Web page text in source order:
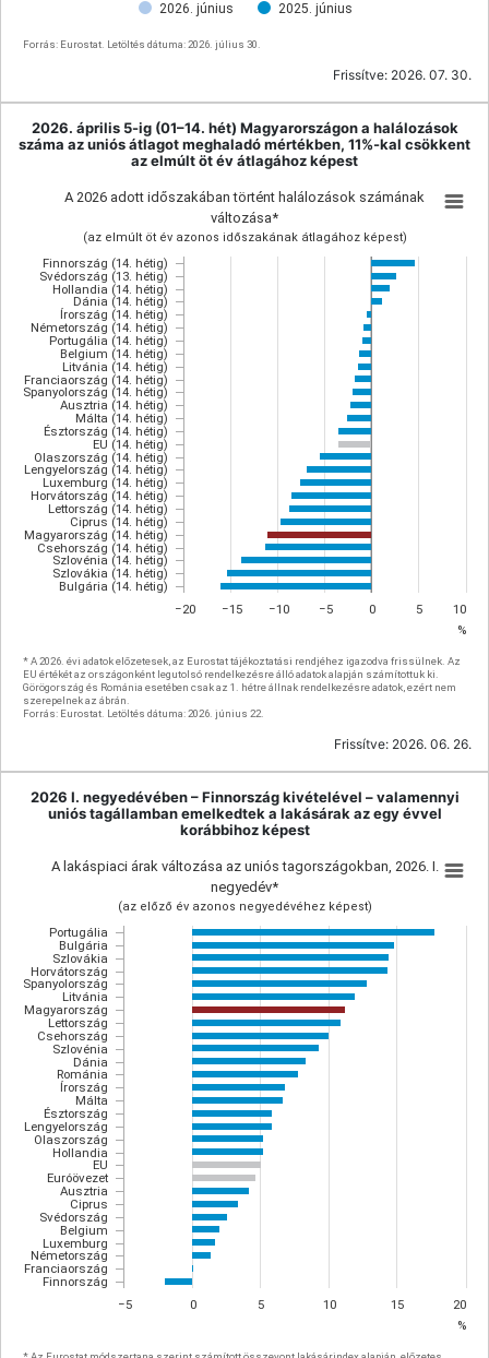
Forrás: Eurostat. Letöltés dátuma: 2026. július 30.
2026. június 2025. június
Frissítve: 2026. 07. 30.
2026. április 5-ig (01–14. hét) Magyarországon a halálozások
száma az uniós átlagot meghaladó mértékben, 11%-kal csökkent
az elmúlt öt év átlagához képest
%
A 2026 adott időszakában történt halálozások számának
változása*
(az elmúlt öt év azonos időszakának átlagához képest)
* A 2026. évi adatok előzetesek, az Eurostat tájékoztatási rendjéhez igazodva frissülnek. Az
EU értékét az országonként legutolsó rendelkezésre álló adatok alapján számítottuk ki.
Görögország és Románia esetében csak az 1. hétre állnak rendelkezésre adatok, ezért nem
szerepelnek az ábrán.
Forrás: Eurostat. Letöltés dátuma: 2026. június 22.
Bulgária (14. hétig)
Szlovákia (14. hétig)
Szlovénia (14. hétig)
Csehország (14. hétig)
Magyarország (14. hétig)
Ciprus (14. hétig)
Lettország (14. hétig)
Horvátország (14. hétig)
Luxemburg (14. hétig)
Lengyelország (14. hétig)
Olaszország (14. hétig)
EU (14. hétig)
Észtország (14. hétig)
Málta (14. hétig)
Ausztria (14. hétig)
Spanyolország (14. hétig)
Franciaország (14. hétig)
Litvánia (14. hétig)
Belgium (14. hétig)
Portugália (14. hétig)
Németország (14. hétig)
Írország (14. hétig)
Dánia (14. hétig)
Hollandia (14. hétig)
Svédország (13. hétig)
Finnország (14. hétig)
−20 −15 −10 −5 0 5 10
Frissítve: 2026. 06. 26.
2026 I. negyedévében – Finnország kivételével – valamennyi
uniós tagállamban emelkedtek a lakásárak az egy évvel
korábbihoz képest
%
A lakáspiaci árak változása az uniós tagországokban, 2026. I.
negyedév*
(az előző év azonos negyedévéhez képest)
Portugália
Bulgária
Szlovákia
Horvátország
Spanyolország
Litvánia
Magyarország
Lettország
Csehország
Szlovénia
Dánia
Románia
Írország
Málta
Észtország
Lengyelország
Olaszország
Hollandia
EU
Euróövezet
Ausztria
Ciprus
Svédország
Belgium
Luxemburg
Németország
Franciaország
Finnország
−5
0 5 10 15 20